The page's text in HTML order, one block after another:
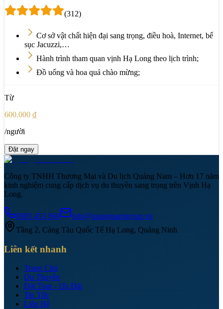
(312)
Cơ sở vật chất hiện đại sang trọng, điều hoà, Internet, bể
sục Jacuzzi,…
Hành trình tham quan vịnh Hạ Long theo lịch trình;
Đồ uống và hoa quả chào mừng;
Từ
600.000 ₫
/người
Đặt ngay
Công ty TNHH Thương Mại và Du lịch Quảng Nam – Hơn 17 năm
kinh nghiệm cung cấp dịch vụ du thuyền sang trọng trên Vịnh Hạ
Long.
0985 453 960
info@quangnamgroup.vn
Tầng 2, Cảng Tàu Quốc Tế Hạ Long, Quảng Ninh
Liên kết nhanh
Trang Chủ
Du Thuyền
Đặt Tour - Ưu Đãi
Tin Tức
Liên Hệ